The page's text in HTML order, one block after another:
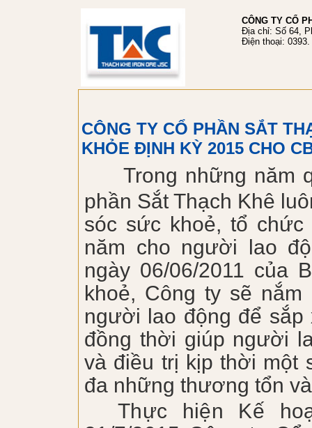
CÔNG TY CỔ
Địa chỉ: Số 64,
Điện thoại:
CÔNG TY CỔ PHẦN SẮT
KHỎE ĐỊNH KỲ 2015 CHO
Trong những năm
phần Sắt Thạch Khê
sóc sức khoẻ, tổ chức
năm cho người lao
ngày 06/06/2011 của
khoẻ, Công ty sẽ
người lao động để
đồng thời giúp người
và điều trị kịp thời một
đa những thương tổn
Thực hiện Kế